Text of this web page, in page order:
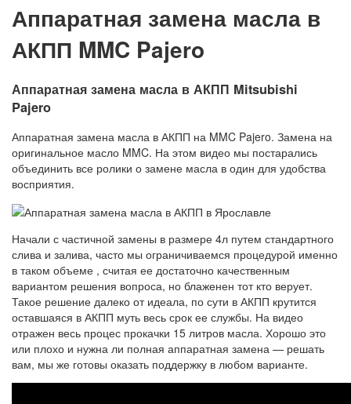
Аппаратная замена масла в
АКПП MMC Pajero
Аппаратная замена масла в АКПП Mitsubishi
Pajero
Аппаратная замена масла в АКПП на MMC Pajero. Замена на
оригинальное масло MMC. На этом видео мы постарались
объединить все ролики о замене масла в один для удобства
восприятия.
Начали с частичной замены в размере 4л путем стандартного
слива и залива, часто мы ограничиваемся процедурой именно
в таком объеме , считая ее достаточно качественным
вариантом решения вопроса, но блаженен тот кто верует.
Такое решение далеко от идеала, по сути в АКПП крутится
оставшаяся в АКПП муть весь срок ее службы. На видео
отражен весь процес прокачки 15 литров масла. Хорошо это
или плохо и нужна ли полная аппаратная замена — решать
вам, мы же готовы оказать поддержку в любом варианте.